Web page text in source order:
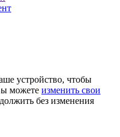
устройство, чтобы
можете изменить свои
без изменения